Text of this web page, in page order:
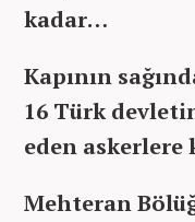
kadar…
Kapının
16 Türk
eden
Mehteran